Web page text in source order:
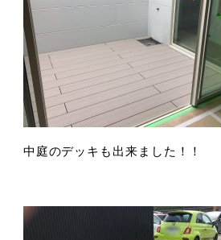
中庭のデッキも出来ました！！